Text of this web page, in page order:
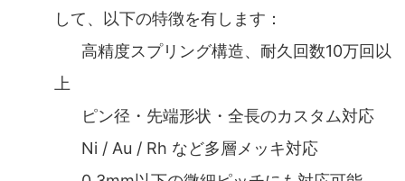
して、以下の特徴を有します：
高精度スプリング構造、耐久回数10万回以
上
ピン径・先端形状・全長のカスタム対応
Ni / Au / Rh など多層メッキ対応